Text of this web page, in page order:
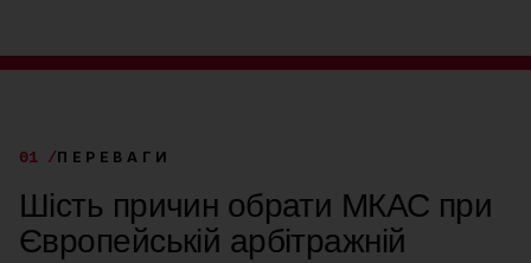
01 /ПЕРЕВАГИ
Шість причин обрати МКАС при
Європейській арбітражній